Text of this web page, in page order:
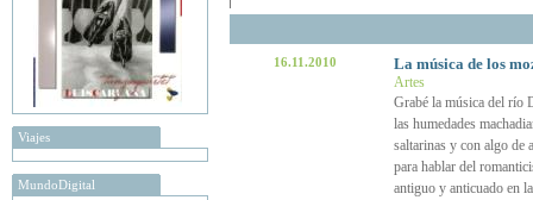
Viajes
MundoDigital
16.11.2010 La música de los
Artes
Grabé la música del río
las humedades
saltarinas y con algo de
para hablar del
antiguo y anticuado en